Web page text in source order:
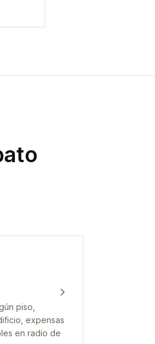
piso,
expensas
en radio de